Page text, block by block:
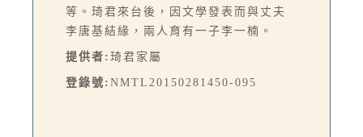
等。琦君來台後，因文學發表而與丈夫
李唐基結緣，兩人育有一子李一楠。
提供者: 琦君家屬
登錄號: NMTL20150281450-095